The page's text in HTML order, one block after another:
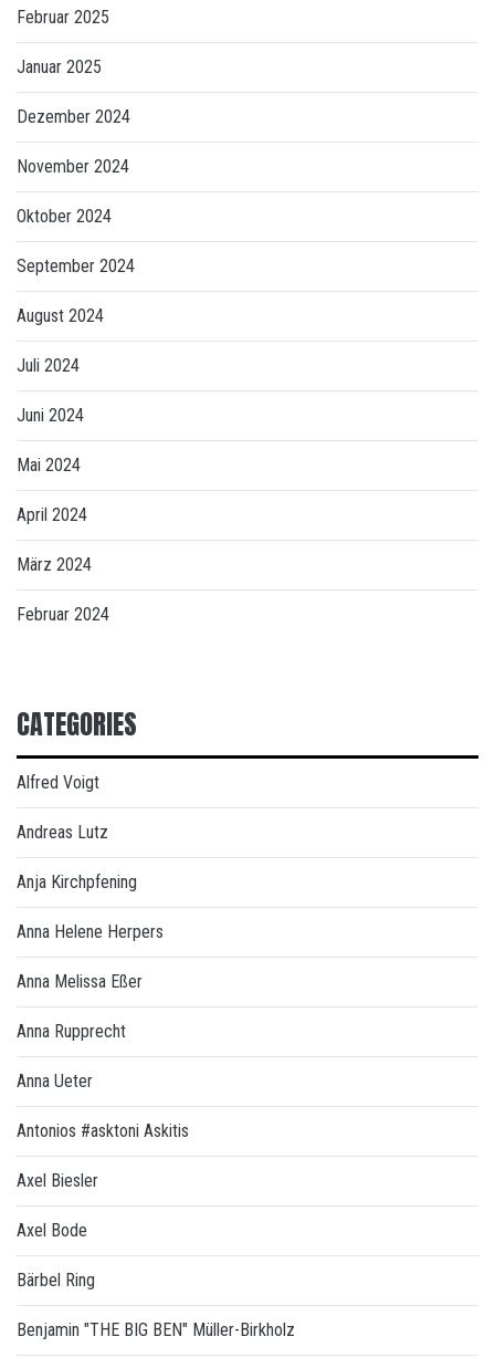
Februar 2025
Januar 2025
Dezember 2024
November 2024
Oktober 2024
September 2024
August 2024
Juli 2024
Juni 2024
Mai 2024
April 2024
März 2024
Februar 2024
CATEGORIES
Alfred Voigt
Andreas Lutz
Anja Kirchpfening
Anna Helene Herpers
Anna Melissa Eßer
Anna Rupprecht
Anna Ueter
Antonios #asktoni Askitis
Axel Biesler
Axel Bode
Bärbel Ring
Benjamin "THE BIG BEN" Müller-Birkholz